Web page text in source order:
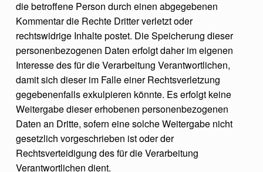
die betroffene Person durch einen abgegebenen
Kommentar die Rechte Dritter verletzt oder
rechtswidrige Inhalte postet. Die Speicherung dieser
personenbezogenen Daten erfolgt daher im eigenen
Interesse des für die Verarbeitung Verantwortlichen,
damit sich dieser im Falle einer Rechtsverletzung
gegebenenfalls exkulpieren könnte. Es erfolgt keine
Weitergabe dieser erhobenen personenbezogenen
Daten an Dritte, sofern eine solche Weitergabe nicht
gesetzlich vorgeschrieben ist oder der
Rechtsverteidigung des für die Verarbeitung
Verantwortlichen dient.